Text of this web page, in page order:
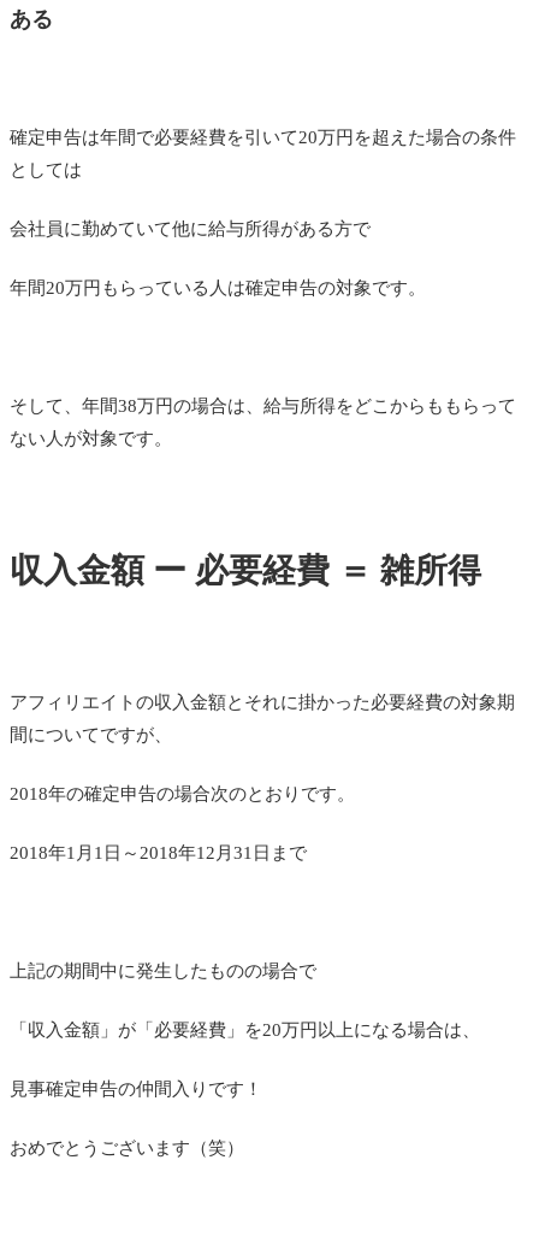
ある
確定申告は年間で必要経費を引いて20万円を超えた場合の条件
としては
会社員に勤めていて他に給与所得がある方で
年間20万円もらっている人は確定申告の対象です。
そして、年間38万円の場合は、給与所得をどこからももらって
ない人が対象です。
収入金額 ー 必要経費 ＝ 雑所得
アフィリエイトの収入金額とそれに掛かった必要経費の対象期
間についてですが、
2018年の確定申告の場合次のとおりです。
2018年1月1日～2018年12月31日まで
上記の期間中に発生したものの場合で
「収入金額」が「必要経費」を20万円以上になる場合は、
見事確定申告の仲間入りです！
おめでとうございます（笑）